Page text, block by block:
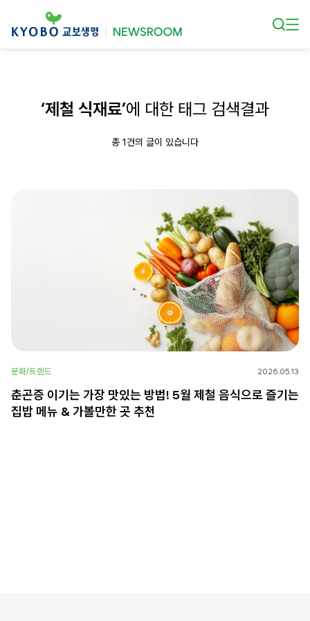
‘제철 식재료’에 대한 태그 검색결과
총 1건의 글이 있습니다
문화/트렌드 2026.05.13
춘곤증 이기는 가장 맛있는 방법! 5월 제철 음식으로 즐기는
집밥 메뉴 & 가볼만한 곳 추천